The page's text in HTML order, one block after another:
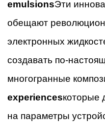
emulsionsЭти
обещают
электронных
создавать по-
многогранные
experiencesкоторые
на параметры